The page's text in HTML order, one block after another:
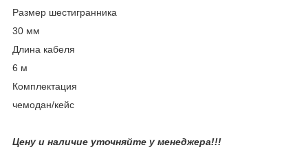
Размер шестигранника
30 мм
Длина кабеля
6 м
Комплектация
чемодан/кейс
Цену и наличие уточняйте у менеджера!!!